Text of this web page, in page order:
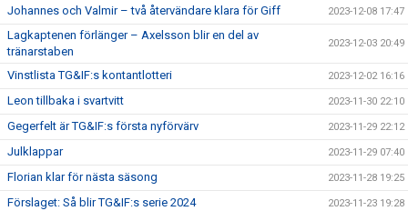
Johannes och Valmir – två återvändare klara för Giff 2023-12-08 17:47
Lagkaptenen förlänger – Axelsson blir en del av
tränarstaben
2023-12-03 20:49
Vinstlista TG&IF:s kontantlotteri 2023-12-02 16:16
Leon tillbaka i svartvitt 2023-11-30 22:10
Gegerfelt är TG&IF:s första nyförvärv 2023-11-29 22:12
Julklappar 2023-11-29 07:40
Florian klar för nästa säsong 2023-11-28 19:25
Förslaget: Så blir TG&IF:s serie 2024 2023-11-23 19:28